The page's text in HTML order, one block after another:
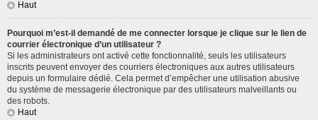
Haut
Pourquoi m’est-il demandé de me connecter lorsque je clique sur le lien de
courrier électronique d’un utilisateur ?
Si les administrateurs ont activé cette fonctionnalité, seuls les utilisateurs
inscrits peuvent envoyer des courriers électroniques aux autres utilisateurs
depuis un formulaire dédié. Cela permet d’empêcher une utilisation abusive
du système de messagerie électronique par des utilisateurs malveillants ou
des robots.
Haut